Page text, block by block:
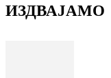
ИЗДВАЈАМО